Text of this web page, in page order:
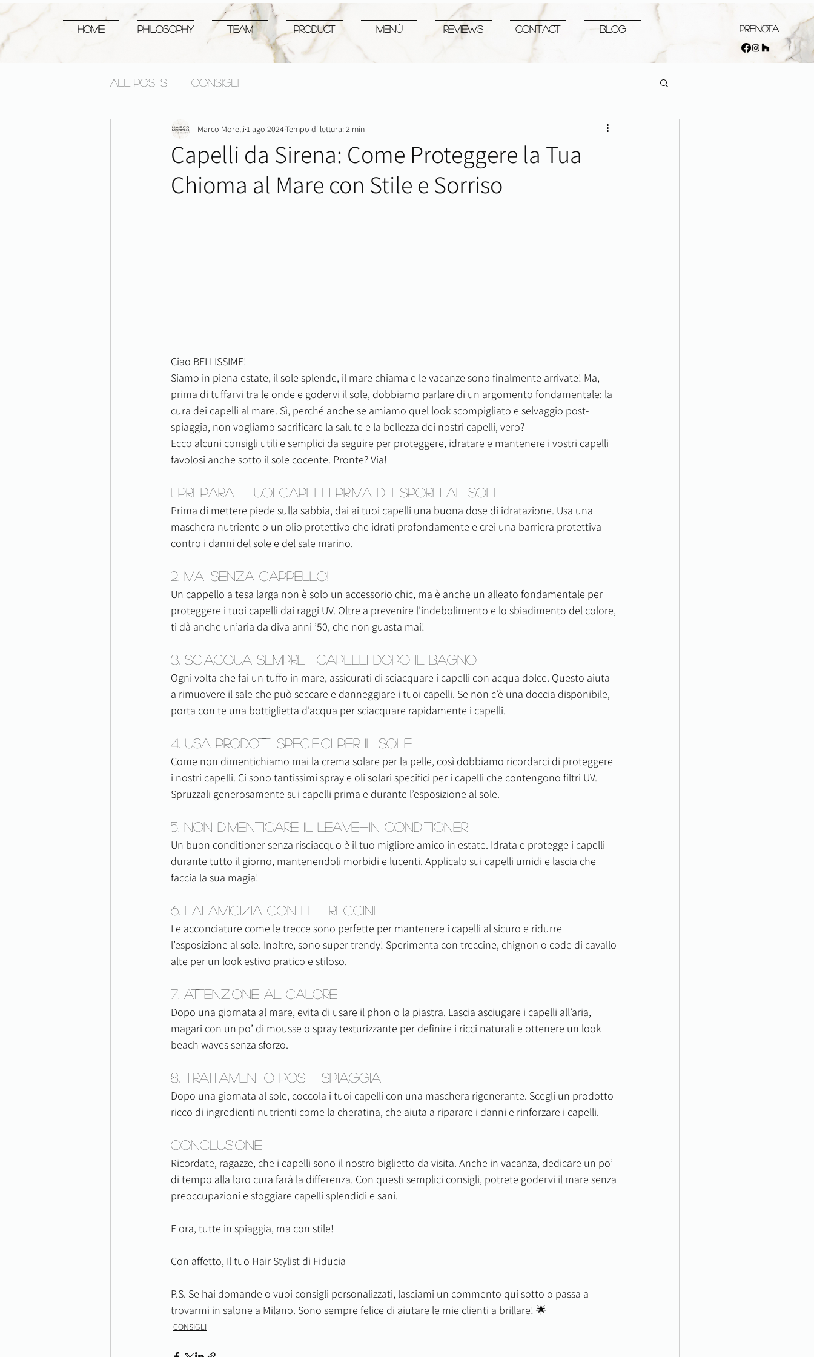
HOME PHILOSOPHY TEAM PRODUCT MENù REVIEWS CONTACT Blog PRENOTA
All Posts CONSIGLI
Capelli da Sirena: Come Proteggere la Tua
Chioma al Mare con Stile e Sorriso
Marco Morelli 1 ago 2024Tempo di lettura: 2 min
Ciao BELLISSIME!
Siamo in piena estate, il sole splende, il mare chiama e le vacanze sono finalmente arrivate! Ma,
prima di tuffarvi tra le onde e godervi il sole, dobbiamo parlare di un argomento fondamentale: la
cura dei capelli al mare. Sì, perché anche se amiamo quel look scompigliato e selvaggio post-
spiaggia, non vogliamo sacrificare la salute e la bellezza dei nostri capelli, vero?
Ecco alcuni consigli utili e semplici da seguire per proteggere, idratare e mantenere i vostri capelli
favolosi anche sotto il sole cocente. Pronte? Via!
1. Prepara i Tuoi Capelli Prima di Esporli al Sole
Prima di mettere piede sulla sabbia, dai ai tuoi capelli una buona dose di idratazione. Usa una
maschera nutriente o un olio protettivo che idrati profondamente e crei una barriera protettiva
contro i danni del sole e del sale marino.
2. Mai Senza Cappello!
Un cappello a tesa larga non è solo un accessorio chic, ma è anche un alleato fondamentale per
proteggere i tuoi capelli dai raggi UV. Oltre a prevenire l’indebolimento e lo sbiadimento del colore,
ti dà anche un’aria da diva anni ’50, che non guasta mai!
3. Sciacqua Sempre i Capelli Dopo il Bagno
Ogni volta che fai un tuffo in mare, assicurati di sciacquare i capelli con acqua dolce. Questo aiuta
a rimuovere il sale che può seccare e danneggiare i tuoi capelli. Se non c’è una doccia disponibile,
porta con te una bottiglietta d’acqua per sciacquare rapidamente i capelli.
4. Usa Prodotti Specifici per il Sole
Come non dimentichiamo mai la crema solare per la pelle, così dobbiamo ricordarci di proteggere
i nostri capelli. Ci sono tantissimi spray e oli solari specifici per i capelli che contengono filtri UV.
Spruzzali generosamente sui capelli prima e durante l’esposizione al sole.
5. Non Dimenticare il Leave-in Conditioner
Un buon conditioner senza risciacquo è il tuo migliore amico in estate. Idrata e protegge i capelli
durante tutto il giorno, mantenendoli morbidi e lucenti. Applicalo sui capelli umidi e lascia che
faccia la sua magia!
6. Fai Amicizia con le Treccine
Le acconciature come le trecce sono perfette per mantenere i capelli al sicuro e ridurre
l’esposizione al sole. Inoltre, sono super trendy! Sperimenta con treccine, chignon o code di cavallo
alte per un look estivo pratico e stiloso.
7. Attenzione al Calore
Dopo una giornata al mare, evita di usare il phon o la piastra. Lascia asciugare i capelli all’aria,
magari con un po’ di mousse o spray texturizzante per definire i ricci naturali e ottenere un look
beach waves senza sforzo.
8. Trattamento Post-Spiaggia
Dopo una giornata al sole, coccola i tuoi capelli con una maschera rigenerante. Scegli un prodotto
ricco di ingredienti nutrienti come la cheratina, che aiuta a riparare i danni e rinforzare i capelli.
Conclusione
Ricordate, ragazze, che i capelli sono il nostro biglietto da visita. Anche in vacanza, dedicare un po’
di tempo alla loro cura farà la differenza. Con questi semplici consigli, potrete godervi il mare senza
preoccupazioni e sfoggiare capelli splendidi e sani.
E ora, tutte in spiaggia, ma con stile!
Con affetto, Il tuo Hair Stylist di Fiducia
P.S. Se hai domande o vuoi consigli personalizzati, lasciami un commento qui sotto o passa a
trovarmi in salone a Milano. Sono sempre felice di aiutare le mie clienti a brillare! 🌟
CONSIGLI